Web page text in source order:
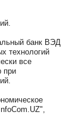
банк ВЭД
технологий
все
при